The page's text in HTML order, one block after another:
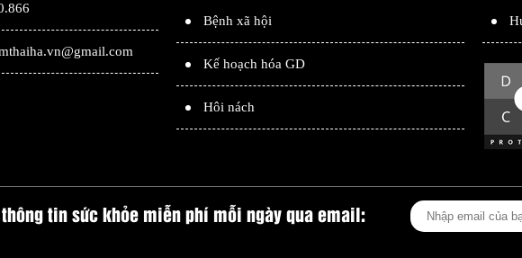
Bệnh xã hội
Kế hoạch hóa GD
Hôi nách
tin sức khỏe miễn phí mỗi ngày qua email: